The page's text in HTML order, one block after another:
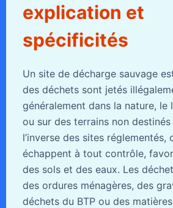
explication et
spécificités
Un site de décharge sauvage
des déchets sont jetés
généralement dans la nature, le
ou sur des terrains non
l’inverse des sites réglementés,
échappent à tout contrôle,
des sols et des eaux. Les
des ordures ménagères, des
déchets du BTP ou des